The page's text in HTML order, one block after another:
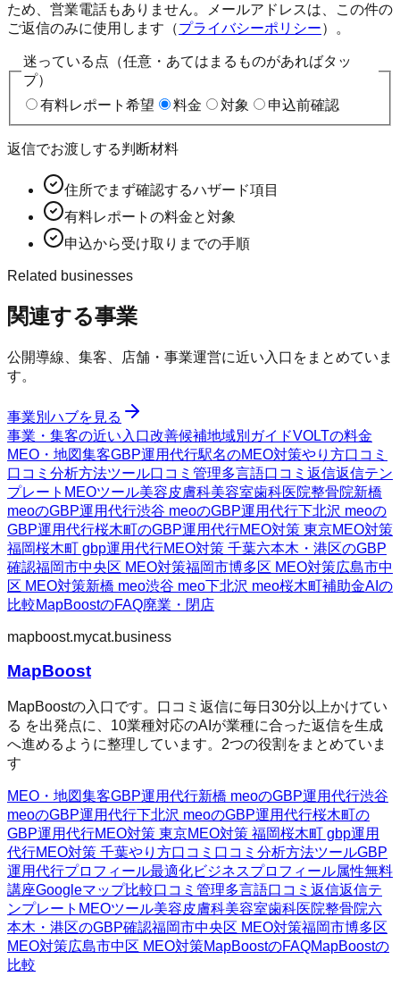
ため、営業電話もありません。メールアドレスは、この件の
ご返信のみに使用します（プライバシーポリシー）。
迷っている点（任意・あてはまるものがあればタッ
プ）
有料レポート希望
料金 対象 申込前確認
返信でお渡しする判断材料
住所でまず確認するハザード項目
有料レポートの料金と対象
申込から受け取りまでの手順
Related businesses
関連する事業
公開導線、集客、店舗・事業運営に近い入口をまとめていま
す。
事業別ハブを見る
事業・集客の近い入口改善候補地域別ガイドVOLTの料金
MEO・地図集客GBP運用代行駅名のMEO対策やり方口コミ
口コミ分析方法ツール口コミ管理多言語口コミ返信返信テン
プレート MEOツール美容皮膚科美容室歯科医院整骨院新橋
meoのGBP運用代行渋谷 meoのGBP運用代行下北沢 meoの
GBP運用代行桜木町のGBP運用代行MEO対策 東京MEO対策
福岡桜木町 gbp運用代行MEO対策 千葉六本木・港区のGBP
確認福岡市中央区 MEO対策福岡市博多区 MEO対策広島市中
区 MEO対策新橋 meo渋谷 meo下北沢 meo桜木町補助金AIの
比較MapBoostのFAQ廃業・閉店
mapboost.mycat.business
MapBoost
MapBoostの入口です。口コミ返信に毎日30分以上かけてい
る を出発点に、10業種対応のAIが業種に合った返信を生成
へ進めるように整理しています。2つの役割をまとめていま
す
MEO・地図集客GBP運用代行新橋 meoのGBP運用代行渋谷
meoのGBP運用代行下北沢 meoのGBP運用代行桜木町の
GBP運用代行MEO対策 東京MEO対策 福岡桜木町 gbp運用
代行MEO対策 千葉やり方口コミ 口コミ分析方法ツールGBP
運用代行プロフィール最適化ビジネスプロフィール属性無料
講座Googleマップ比較口コミ管理多言語口コミ返信返信テ
ンプレート MEOツール美容皮膚科美容室歯科医院整骨院六
本木・港区のGBP確認福岡市中央区 MEO対策福岡市博多区
MEO対策広島市中区 MEO対策MapBoostのFAQMapBoostの
比較